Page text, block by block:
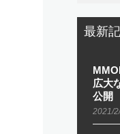
最新
広大
公開
2021/